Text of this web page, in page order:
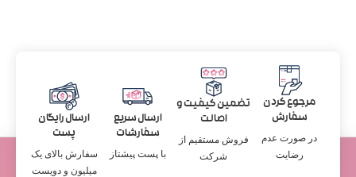
مرجوع کردن
سفارش
در صورت عدم
رضایت
تضمین کیفیت و
اصالت
فروش مستقیم از
شرکت
ارسال سریع
سفارشات
با پست پیشتاز
ارسال رایگان
پست
سفارش بالای یک
میلیون و دویست